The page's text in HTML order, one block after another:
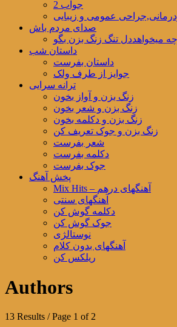
جواب 2
عمومی و زیبایی
صدای مردم باش
میخواهددل تنگ زنگ بزن بگو
داستان شب
داستان بفرست
جوایز از طرف ولک
ترانه سرایی
زنگ بزن و آواز بخون
زنگ بزن و شعر بخون
زنگ بزن و دکلمه بخون
زنگ بزن و جوک تعریف کن
شعر بفرست
دکلمه بفرست
جوک بفرست
پخش آهنگ
Mix Hits – آهنگهای درهم
آهنگهای سنتی
دکلمه گوش کن
جوک گوش کن
نوستالژی
آهنگهای بدون کلام
ریلکس کن
Authors
13 Results / Page 1 of 2